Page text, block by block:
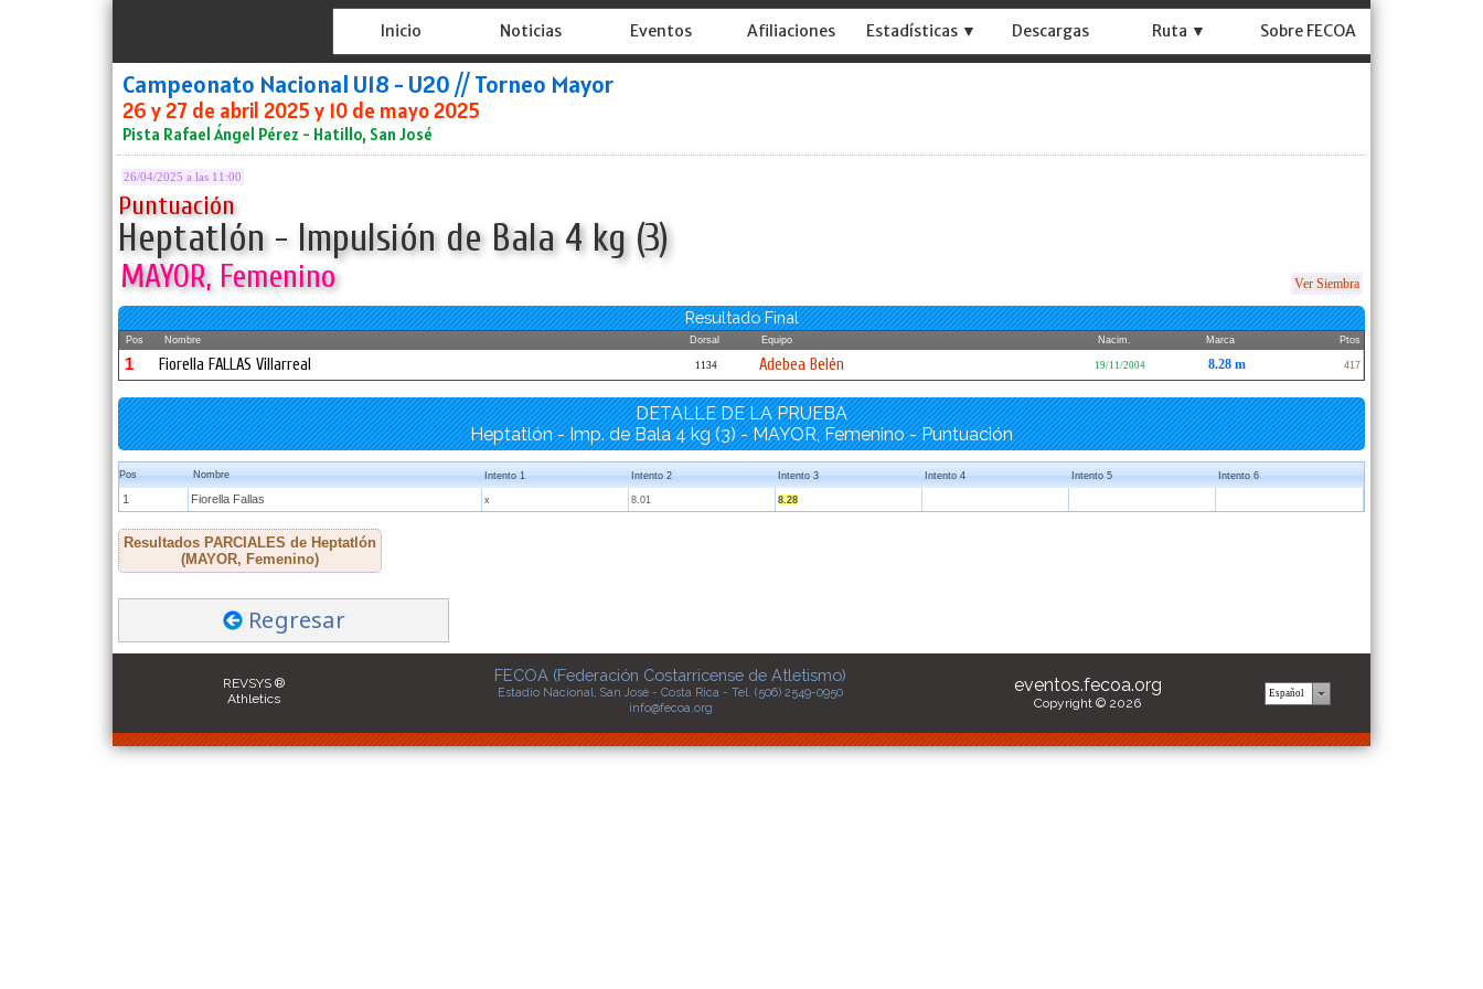
Inicio Noticias Eventos Afiliaciones Estadísticas ▼ Descargas Ruta ▼ Sobre FECOA
Campeonato Nacional U18 - U20 // Torneo Mayor
26 y 27 de abril 2025 y 10 de mayo 2025
Pista Rafael Ángel Pérez - Hatillo, San José
26/04/2025 a las 11:00
Puntuación
Heptatlón - Impulsión de Bala 4 kg (3)
MAYOR, Femenino Ver Siembra
Resultado Final
Pos Nombre Dorsal Equipo Nacim. Marca Ptos
1 Fiorella FALLAS Villarreal 1134 Adebea Belén 19/11/2004 8.28 m 417
DETALLE DE LA PRUEBA
Heptatlón - Imp. de Bala 4 kg (3) - MAYOR, Femenino - Puntuación
Pos Nombre Intento 1 Intento 2 Intento 3 Intento 4 Intento 5 Intento 6
1 Fiorella Fallas x 8.01 8.28
Resultados PARCIALES de Heptatlón
(MAYOR, Femenino)
Regresar
REVSYS ®
Athletics
FECOA (Federación Costarricense de Atletismo)
Estadio Nacional, San José - Costa Rica - Tel. (506) 2549-0950
info@fecoa.org
eventos.fecoa.org
Copyright © 2026